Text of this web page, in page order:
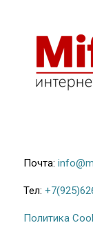
Почта:
Тел:
Политика